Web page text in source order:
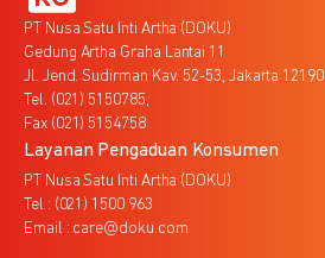
PT Nusa Satu Inti Artha (DOKU)
Gedung Artha Graha Lantai 11
Jl. Jend. Sudirman Kav. 52-53, Jakarta 12190
Tel. (021) 5150785,
Fax (021) 5154758
Layanan Pengaduan Konsumen
PT Nusa Satu Inti Artha (DOKU)
Tel : (021) 1500 963
Email : care@doku.com